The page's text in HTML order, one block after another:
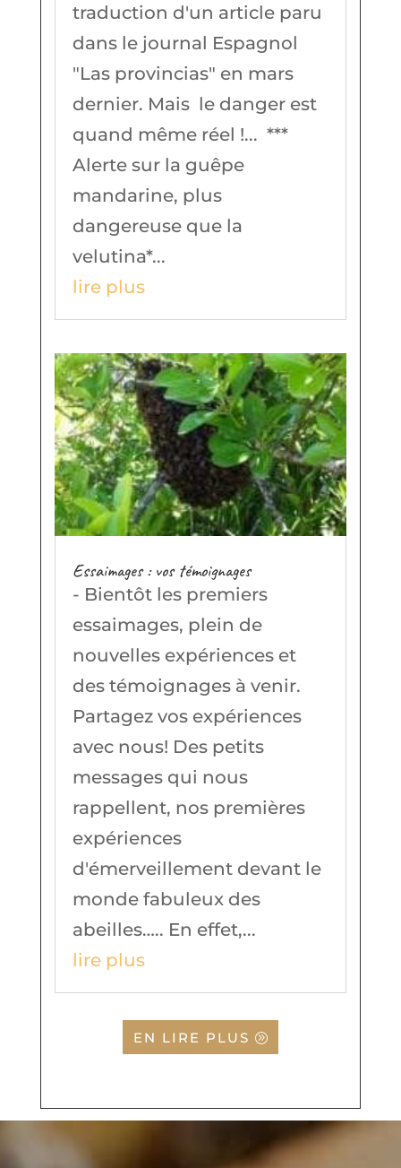
traduction d'un article paru
dans le journal Espagnol
"Las provincias" en mars
dernier. Mais le danger est
quand même réel !... ***
Alerte sur la guêpe
mandarine, plus
dangereuse que la
velutina*...
lire plus
Essaimages : vos témoignages
- Bientôt les premiers
essaimages, plein de
nouvelles expériences et
des témoignages à venir.
Partagez vos expériences
avec nous! Des petits
messages qui nous
rappellent, nos premières
expériences
d'émerveillement devant le
monde fabuleux des
abeilles….. En effet,...
lire plus
EN LIRE PLUS